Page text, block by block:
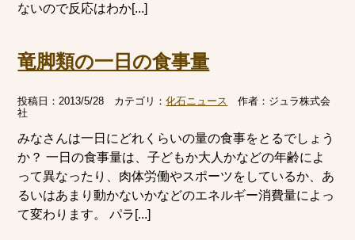
ないので反応はわか[...]
竜脚類の一日の食事量
投稿日：2013/5/28 カテゴリ：化石ニュース 作者： ジュラ株式会
社
みなさんは一日にどれくらいの量の食事をとるでしょう
か？ 一日の食事量は、子どもか大人かなどの年齢によ
って異なったり、肉体労働やスポーツをしているか、あ
るいはあまり動かないかなどのエネルギー消費量によっ
て変わります。 パラ[...]